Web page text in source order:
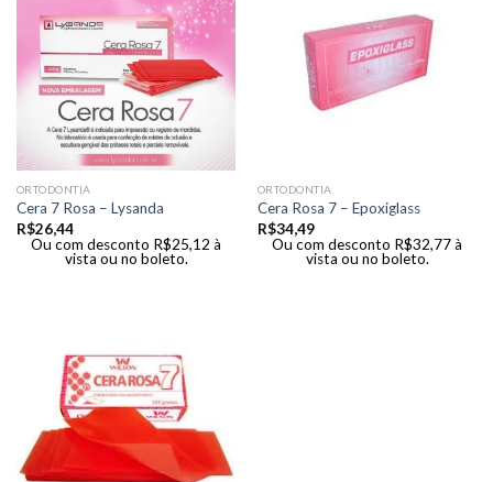
ORTODONTIA
Cera 7 Rosa – Lysanda
R$26,44
Ou com desconto R$25,12 à
vista ou no boleto.
ORTODONTIA
Cera Rosa 7 – Epoxiglass
R$34,49
Ou com desconto R$32,77à
vista ou no boleto.